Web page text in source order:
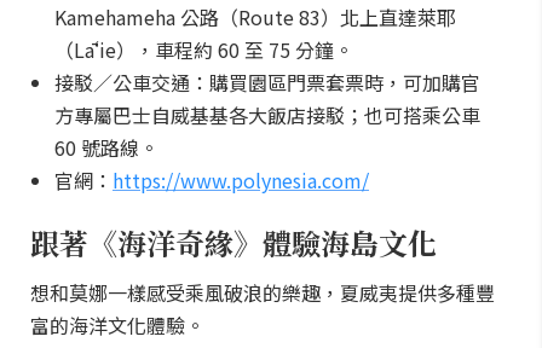
Kamehameha 公路（Route 83）北上直達萊耶
（Lāʻie），車程約 60 至 75 分鐘。
接駁／公車交通：購買園區門票套票時，可加購官
方專屬巴士自威基基各大飯店接駁；也可搭乘公車
60 號路線。
官網： https://www.polynesia.com/
跟著《海洋奇緣》體驗海島文化
想和莫娜一樣感受乘風破浪的樂趣，夏威夷提供多種豐
富的海洋文化體驗。